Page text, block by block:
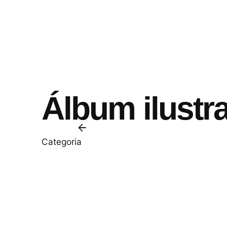
Álbum
Categoria